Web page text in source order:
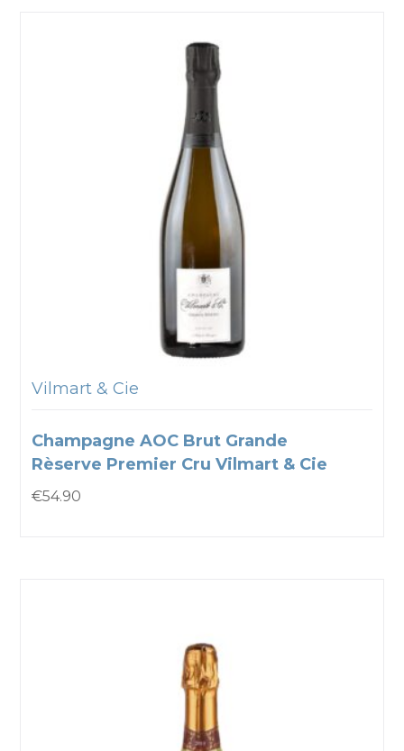
Vilmart & Cie
Champagne AOC Brut Grande
Rèserve Premier Cru Vilmart & Cie
€54.90